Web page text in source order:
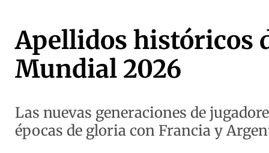
Apellidos históricos
Mundial 2026
Las nuevas generaciones de
épocas de gloria con Francia y